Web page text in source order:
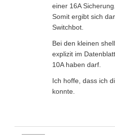
einer 16A Sicherung.
Somit ergibt sich
Switchbot.
Bei den kleinen
explizit im
10A haben darf.
Ich hoffe, dass ich
konnte.